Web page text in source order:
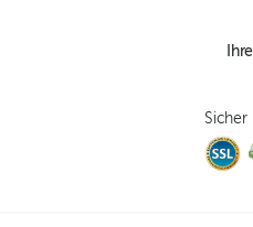
Sicher